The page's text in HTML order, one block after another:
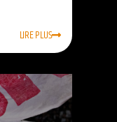
LIRE PLUS